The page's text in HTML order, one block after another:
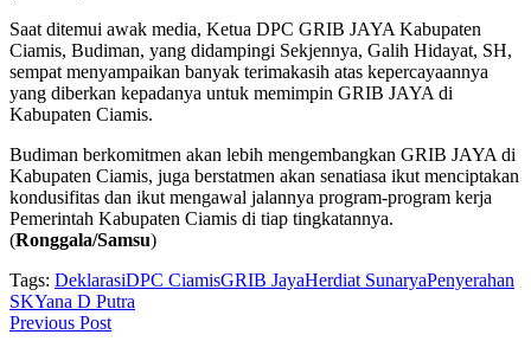
Saat ditemui awak media, Ketua DPC GRIB JAYA Kabupaten
Ciamis, Budiman, yang didampingi Sekjennya, Galih Hidayat, SH,
sempat menyampaikan banyak terimakasih atas kepercayaannya
yang diberkan kepadanya untuk memimpin GRIB JAYA di
Kabupaten Ciamis.
Budiman berkomitmen akan lebih mengembangkan GRIB JAYA di
Kabupaten Ciamis, juga berstatmen akan senatiasa ikut menciptakan
kondusifitas dan ikut mengawal jalannya program-program kerja
Pemerintah Kabupaten Ciamis di tiap tingkatannya.
(Ronggala/Samsu)
Tags: DeklarasiDPC CiamisGRIB JayaHerdiat SunaryaPenyerahan
SKYana D Putra
Previous Post